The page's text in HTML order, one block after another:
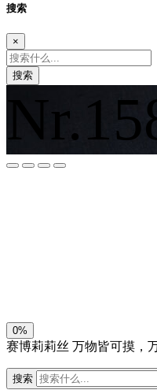
搜索
×
搜索
0%
赛博莉莉丝 万物皆可摸，
搜索